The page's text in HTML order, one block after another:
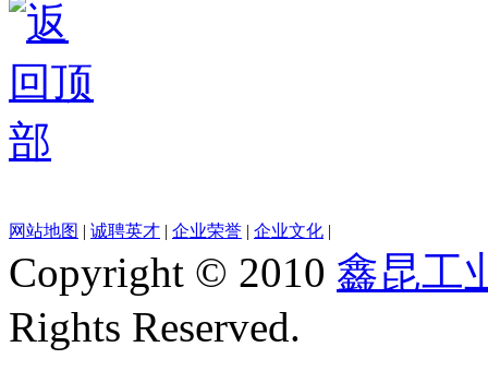
网站地图 | 诚聘英才 | 企业荣誉 | 企业文化 |
Copyright © 2010 鑫昆工
Rights Reserved.